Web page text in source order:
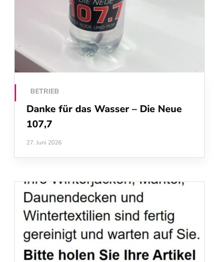
BETRIEB
Danke für das Wasser – Die Neue
107,7
27. Juni 2026